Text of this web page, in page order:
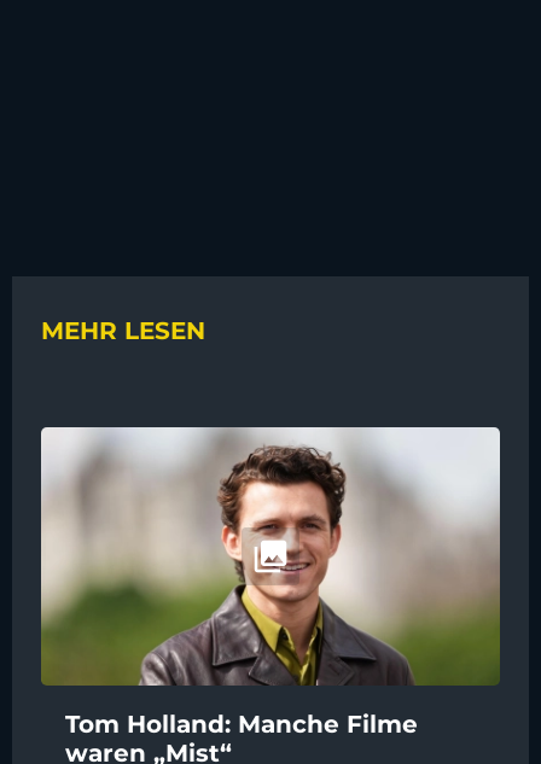
MEHR LESEN
Tom Holland: Manche Filme
waren „Mist“